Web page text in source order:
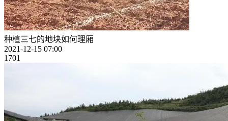
种植三七的地块如何理厢
2021-12-15 07:00
1701